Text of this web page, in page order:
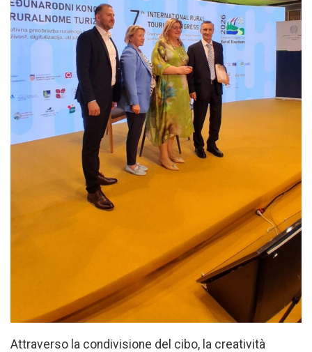
Attraverso la condivisione del cibo, la creatività